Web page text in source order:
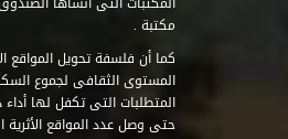
مكتبة .
كما أن فلسفة تحويل المواقع
المستوى الثقافى لجموع
حتى وصل عدد المواقع الأثرية